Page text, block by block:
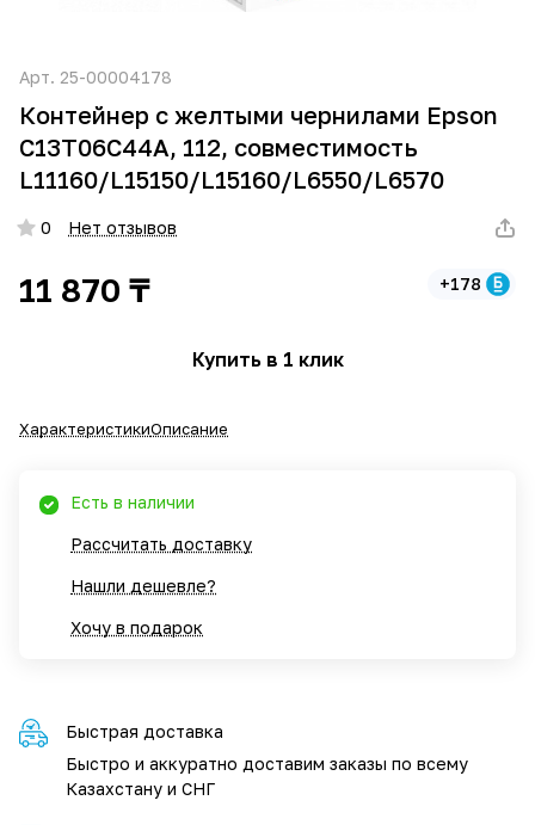
Арт. 25-00004178
Контейнер с желтыми чернилами Epson
C13T06C44A, 112, совместимость
L11160/L15150/L15160/L6550/L6570
0 Нет отзывов
11 870 ₸ +178
Купить в 1 клик
ХарактеристикиОписание
Есть в наличии
Рассчитать доставку
Нашли дешевле?
Хочу в подарок
Быстрая доставка
Быстро и аккуратно доставим заказы по всему
Казахстану и СНГ